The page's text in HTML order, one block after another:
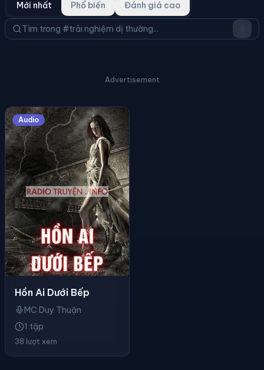
Mới nhất Phổ biến Đánh giá cao
Advertisement
Audio
Hồn Ai Dưới Bếp
MC Duy Thuận
1 tập
38 lượt xem